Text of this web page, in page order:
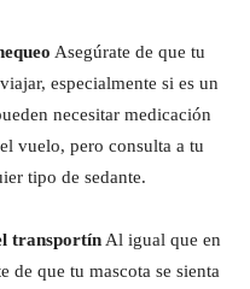
Asegúrate de que tu
especialmente si es un
necesitar medicación
vuelo, pero consulta a tu
tipo de sedante.
transportín Al igual que en
de que tu mascota se sienta